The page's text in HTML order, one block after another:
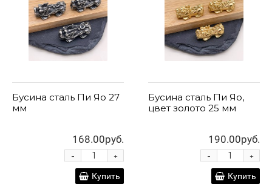
Бусина сталь Пи Яо 27
мм
168.00руб.
+
-
Купить
Бусина сталь Пи Яо,
цвет золото 25 мм
190.00руб.
+
-
Купить